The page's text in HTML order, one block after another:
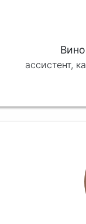
ассистент,